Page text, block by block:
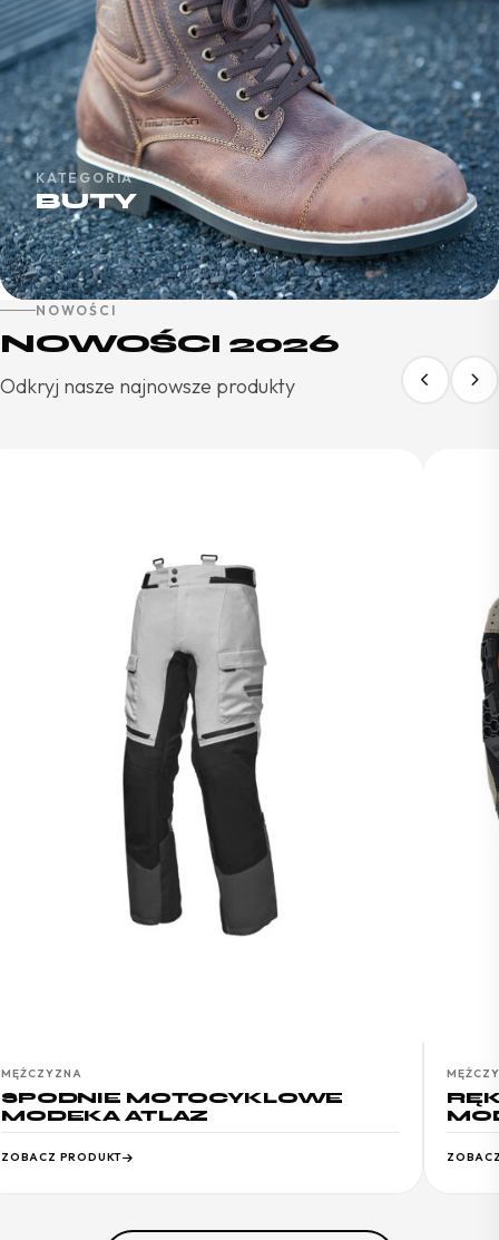
KATEGORIA
BUTY
NOWOŚCI
NOWOŚCI 2026
Odkryj nasze najnowsze produkty
MĘŻCZYZNA
SPODNIE MOTOCYKLOWE
MODEKA ATLAZ
ZOBACZ PRODUKT